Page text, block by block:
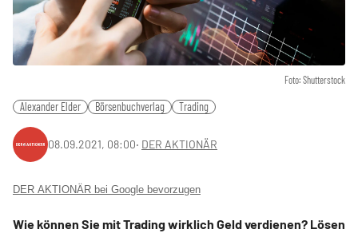
Foto: Shutterstock
Alexander Elder Börsenbuchverlag Trading
08.09.2021, 08:00‧ DER AKTIONÄR
DER AKTIONÄR bei Google bevorzugen
Wie können Sie mit Trading wirklich Geld verdienen? Lösen